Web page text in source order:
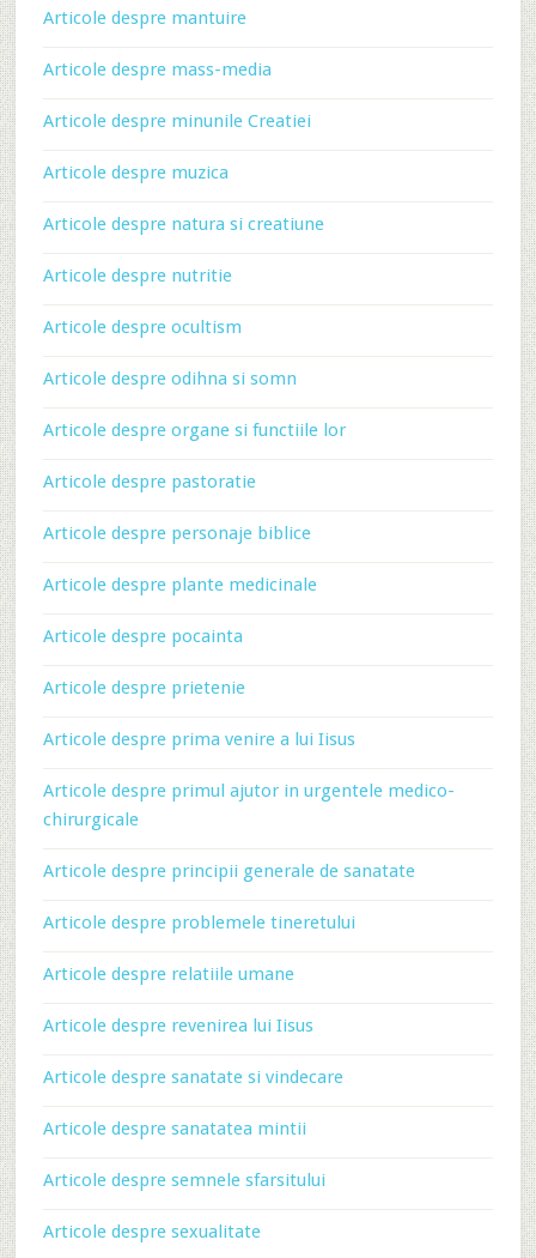
Articole despre mantuire
Articole despre mass-media
Articole despre minunile Creatiei
Articole despre muzica
Articole despre natura si creatiune
Articole despre nutritie
Articole despre ocultism
Articole despre odihna si somn
Articole despre organe si functiile lor
Articole despre pastoratie
Articole despre personaje biblice
Articole despre plante medicinale
Articole despre pocainta
Articole despre prietenie
Articole despre prima venire a lui Iisus
Articole despre primul ajutor in urgentele medico-
chirurgicale
Articole despre principii generale de sanatate
Articole despre problemele tineretului
Articole despre relatiile umane
Articole despre revenirea lui Iisus
Articole despre sanatate si vindecare
Articole despre sanatatea mintii
Articole despre semnele sfarsitului
Articole despre sexualitate